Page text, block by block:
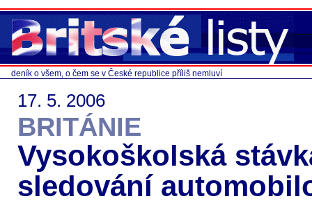
deník o všem, o čem se v České republice příliš nemluví
17. 5. 2006
BRITÁNIE
Vysokoškolská
sledování